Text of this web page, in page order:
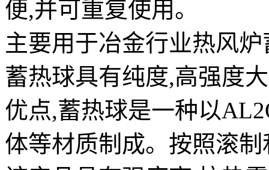
便,并可重复使用。
主要用于冶金行业热风
蓄热球具有纯度,高强度
优点,蓄热球是一种以
体等材质制成。按照滚